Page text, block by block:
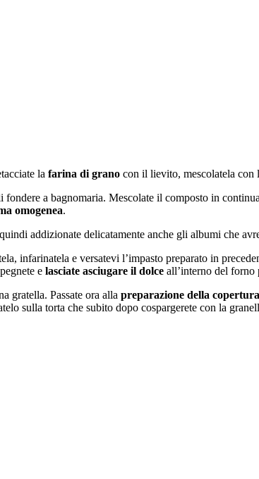
la farina di grano con il lievito, mescolatela con
a bagnomaria. Mescolate il composto in
omogenea.
addizionate delicatamente anche gli albumi che
infarinatela e versatevi l’impasto preparato in
e lasciate asciugare il dolce all’interno del forno
gratella. Passate ora alla preparazione della
sulla torta che subito dopo cospargerete con la